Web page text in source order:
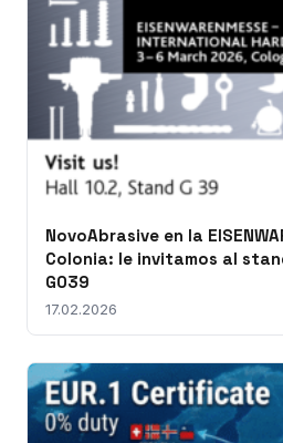
NovoAbrasive en la
Colonia: le invitamos al
G039
17.02.2026